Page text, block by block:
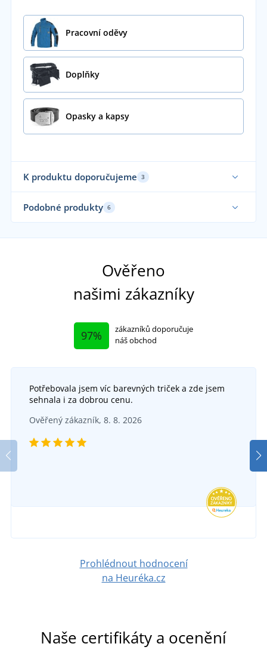
Pracovní oděvy
Doplňky
Opasky a kapsy
K produktu doporučujeme 3
Podobné produkty 6
Textilní opasek CXS NAVAH
193 Kč
Ověřeno
našimi zákazníky
97%
zákazníků doporučuje
náš obchod
Potřebovala jsem víc barevných triček a zde jsem
sehnala i za dobrou cenu.
Ověřený zákazník, 8. 8. 2026
Prohlédnout hodnocení
na Heuréka.cz
Naše certifikáty a ocenění